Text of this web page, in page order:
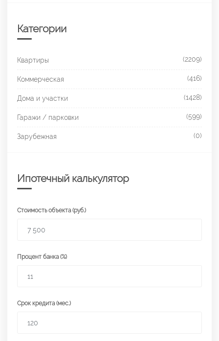
Категории
Квартиры (2209)
Коммерческая (416)
Дома и участки (1428)
Гаражи / парковки (599)
Зарубежная (0)
Ипотечный калькулятор
Стоимость объекта (руб.)
Процент банка (%)
Срок кредита (мес.)